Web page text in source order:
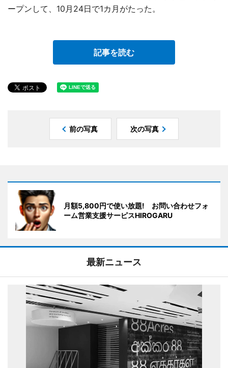
ープンして、10月24日で1カ月がたった。
記事を読む
前の写真 次の写真
月額5,800円で使い放題! お問い合わせフォ
ーム営業支援サーピスHIROGARU
最新ニュース